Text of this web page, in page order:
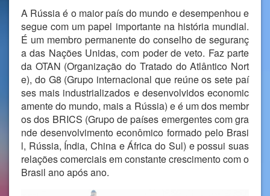
A Rússia é o maior país do mundo e desempenhou e
segue com um papel importante na história mundial.
É um membro permanente do conselho de seguranç
a das Nações Unidas, com poder de veto. Faz parte
da OTAN (Organização do Tratado do Atlântico Nort
e), do G8 (Grupo internacional que reúne os sete paí
ses mais industrializados e desenvolvidos economic
amente do mundo, mais a Rússia) e é um dos membr
os dos BRICS (Grupo de países emergentes com gra
nde desenvolvimento econômico formado pelo Brasi
l, Rússia, Índia, China e África do Sul) e possui suas
relações comerciais em constante crescimento com o
Brasil ano após ano.